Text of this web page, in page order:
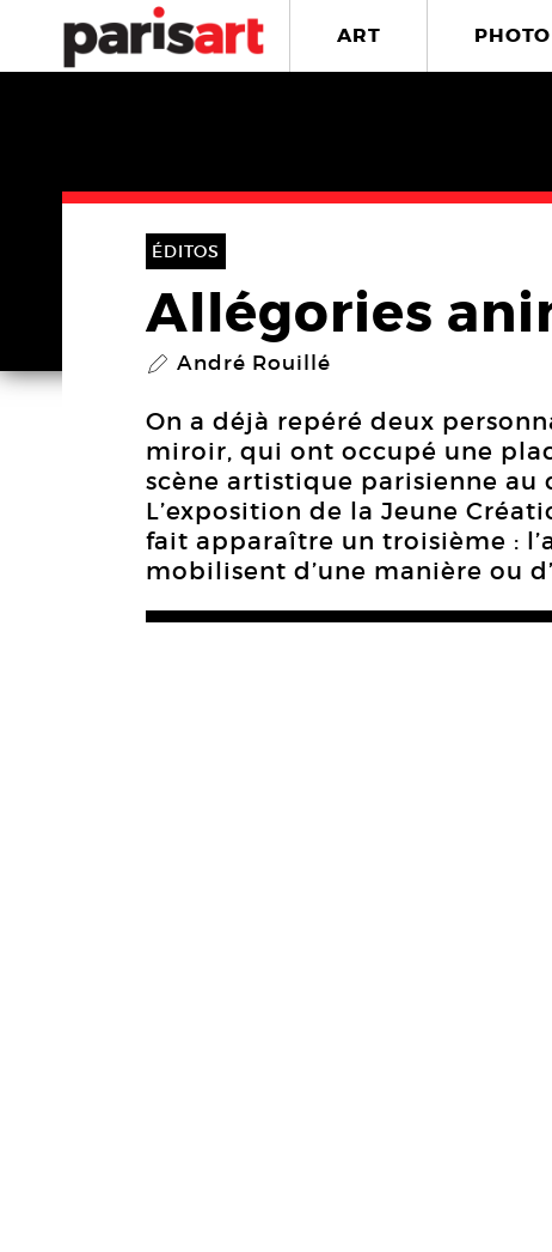
ART PHOTO
ÉDITOS
Allégories
P André Rouillé
On a déjà repéré deux
miroir, qui ont occupé une
scène artistique parisienne au
L’exposition de la Jeune
fait apparaître un troisième :
mobilisent d’une manière ou